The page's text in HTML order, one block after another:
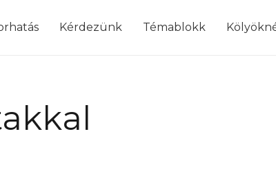
Kérdezünk Témablokk